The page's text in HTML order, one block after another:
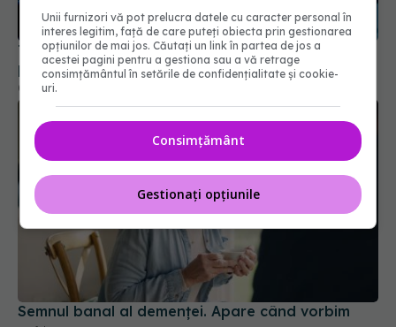
Testul simplu care prezice Alzheimer înainte de
pierderea memoriei
04 mar 2026, 10:17
Semnul banal al demenței. Apare când vorbim
Unii furnizori vă pot prelucra datele cu caracter personal în
interes legitim, față de care puteți obiecta prin gestionarea
opțiunilor de mai jos. Căutați un link în partea de jos a
acestei pagini pentru a gestiona sau a vă retrage
consimțământul în setările de confidențialitate și cookie-
uri.
Consimțământ
Gestionați opțiunile